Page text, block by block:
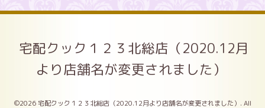
宅配クック１２３北総店（2020.12月
より店舗名が変更されました）
©2026宅配クック１２３北総店（2020.12月より店舗名が変更されました） . All